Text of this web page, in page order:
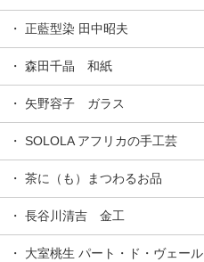
・ 正藍型染 田中昭夫
・ 森田千晶 和紙
・ 矢野容子 ガラス
・ SOLOLA アフリカの手工芸
・ 茶に（も）まつわるお品
・ 長谷川清吉 金工
・ 大室桃生 パート・ド・ヴェール